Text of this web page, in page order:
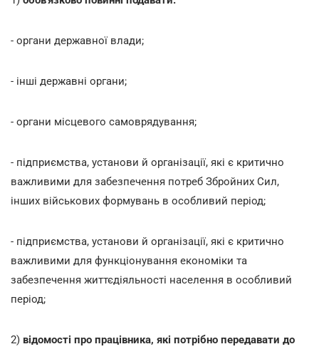
- органи державної влади;
- інші державні органи;
- органи місцевого самоврядування;
- підприємства, установи й організації, які є критично
важливими для забезпечення потреб Збройних Сил,
інших військових формувань в особливий період;
- підприємства, установи й організації, які є критично
важливими для функціонування економіки та
забезпечення життєдіяльності населення в особливий
період;
2) відомості про працівника, які потрібно передавати до